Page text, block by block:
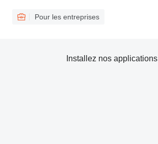
Pour les entreprises
Installez nos applications